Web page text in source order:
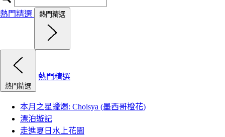
熱門精選 熱門精選
熱門精選
熱門精選
本月之星蠟燭: Choisya (墨西哥橙花)
漂泊遊記
走進夏日水上花園